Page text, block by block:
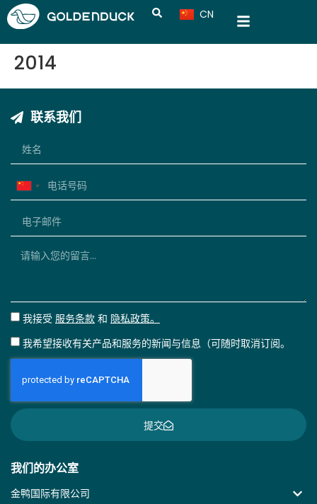
CN
VN
2014
我们的办公室
金鸭国际有限公司
联系我们
China
我接受 服务条款 和 隐私政策。
我希望接收有关产品和服务的新闻与信息（可随时取消订阅。
提交